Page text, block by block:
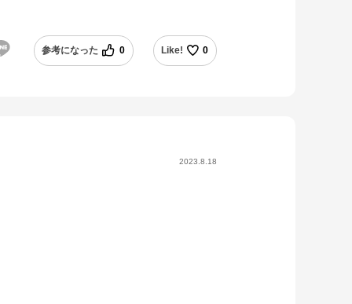
参考になった 0 Like! 0
2023.8.18